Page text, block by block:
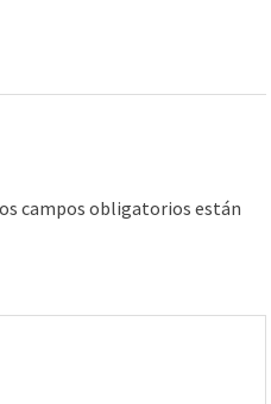
campos obligatorios están